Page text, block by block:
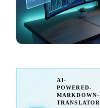
AI-
POWERED-
MARKDOWN-
TRANSLATOR